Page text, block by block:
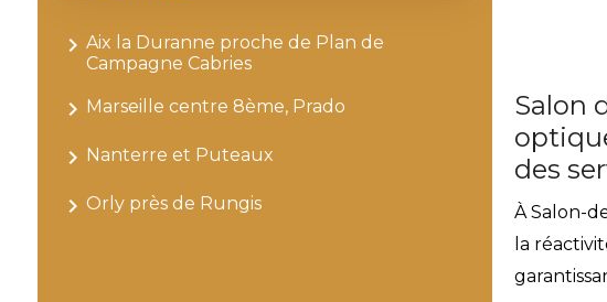
navigate_next Aix la Duranne proche de Plan de
Campagne Cabries
navigate_next Marseille centre 8ème, Prado
navigate_next Nanterre et Puteaux
navigate_next Orly près de Rungis
Salon
des
À Salon-
la